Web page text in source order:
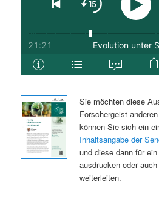
Sie möchten diese
Forschergeist
können Sie sich ein
Inhaltsangabe der
und diese dann für
ausdrucken oder
weiterleiten.